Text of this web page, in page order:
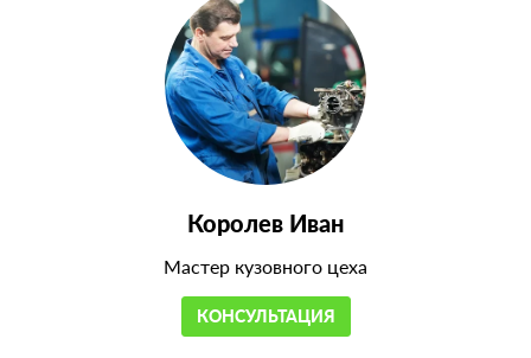
Королев Иван
Мастер кузовного цеха
КОНСУЛЬТАЦИЯ